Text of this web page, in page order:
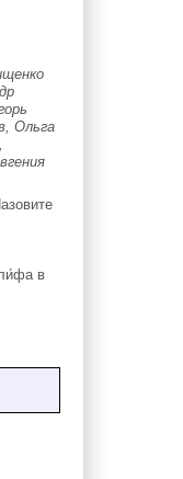
Ольга
в